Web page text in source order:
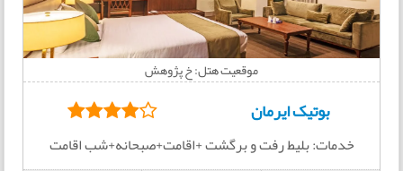
موقعیت هتل: خ پژوهش
بوتیک ایرمان
خدمات: بلیط رفت و برگشت +اقامت+صبحانه+شب اقامت